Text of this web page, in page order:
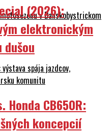
v Banskobystrickom
spája jazdcov,
komunitu
(2026):
elektronickým
dušou
Honda CB650R:
koncepcií